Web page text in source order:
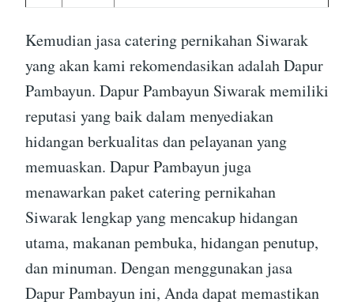
Kemudian jasa catering pernikahan Siwarak
yang akan kami rekomendasikan adalah Dapur
Pambayun. Dapur Pambayun Siwarak memiliki
reputasi yang baik dalam menyediakan
hidangan berkualitas dan pelayanan yang
memuaskan. Dapur Pambayun juga
menawarkan paket catering pernikahan
Siwarak lengkap yang mencakup hidangan
utama, makanan pembuka, hidangan penutup,
dan minuman. Dengan menggunakan jasa
Dapur Pambayun ini, Anda dapat memastikan